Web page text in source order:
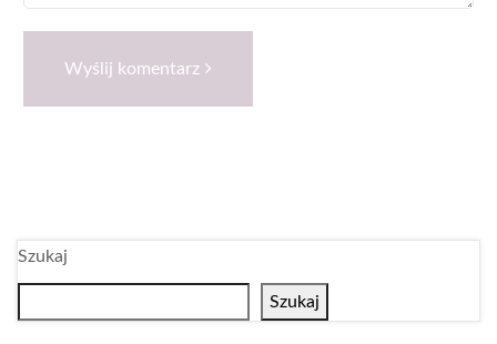
Wyślij komentarz
Szukaj
Szukaj